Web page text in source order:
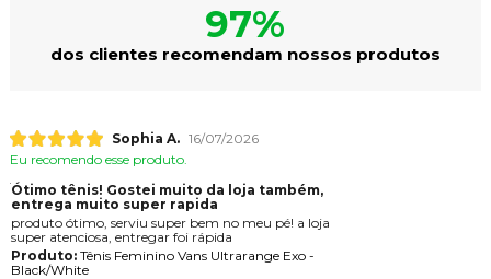
97%
dos clientes recomendam nossos produtos
Sophia A. 16/07/2026
Eu recomendo esse produto.
Ótimo tênis! Gostei muito da loja também,
entrega muito super rapida
produto ótimo, serviu super bem no meu pé! a loja
super atenciosa, entregar foi rápida
Produto:Tênis Feminino Vans Ultrarange Exo -
Black/White